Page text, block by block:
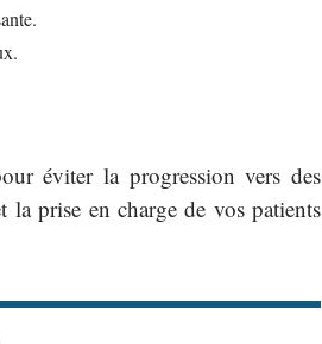
éviter la progression vers des
la prise en charge de vos patients